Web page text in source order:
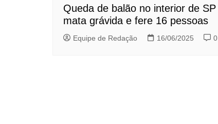
Queda de balão no interior de SP
mata grávida e fere 16 pessoas
Equipe de Redação 16/06/2025 0